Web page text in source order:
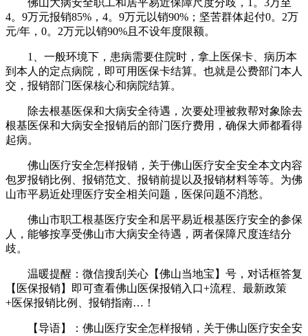
佛山大病安全职工和居平易近保障尺度分歧，1。3万至
4。9万元报销85%，4。9万元以销90%；坚苦群体起付0。2万
元/年，0。2万元以销90%且不设年度限额。
1、一般环境下，患病需要住院时，拿上医保卡、病历本
到本人的定点病院，即可用医保卡结算。也就是公费部门本人
交，报销部门医保核心和病院结算。
除去根基医保和大病安全待遇，次要处理被救帮对象除去
根基医保和大病安全报销后的部门医疗费用，确保大师都看得
起病。
佛山医疗安全怎样报销，关于佛山医疗安全安全本文内容
包罗报销比例、报销范文、报销前提以及报销材料等等。为佛
山市平易近处理医疗安全相关问题，医保问题不消愁。
佛山市职工根基医疗安全和居平易近根基医疗安全的参保
人，能够按享受佛山市大病安全待遇，两者保障尺度连结分
歧。
温暖提醒：微信搜刮关心【佛山当地宝】号，对话框答复
【医保报销】即可查看佛山医保报销入口+流程、最新政策
+医保报销比例、报销指南…！
【导语】：佛山医疗安全怎样报销，关于佛山医疗安全安